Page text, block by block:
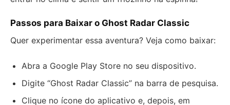
Passos para Baixar o Ghost Radar Classic
Quer experimentar essa aventura? Veja como baixar:
Abra a Google Play Store no seu dispositivo.
Digite “Ghost Radar Classic” na barra de pesquisa.
Clique no ícone do aplicativo e, depois, em